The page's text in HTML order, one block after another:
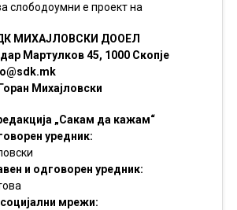
слободоумни е проект на
МИХАЈЛОВСКИ ДООЕЛ
Мартулков 45, 1000 Скопје
Михајловски
„Сакам да кажам“
уредник:
и одговорен уредник:
мрежи: